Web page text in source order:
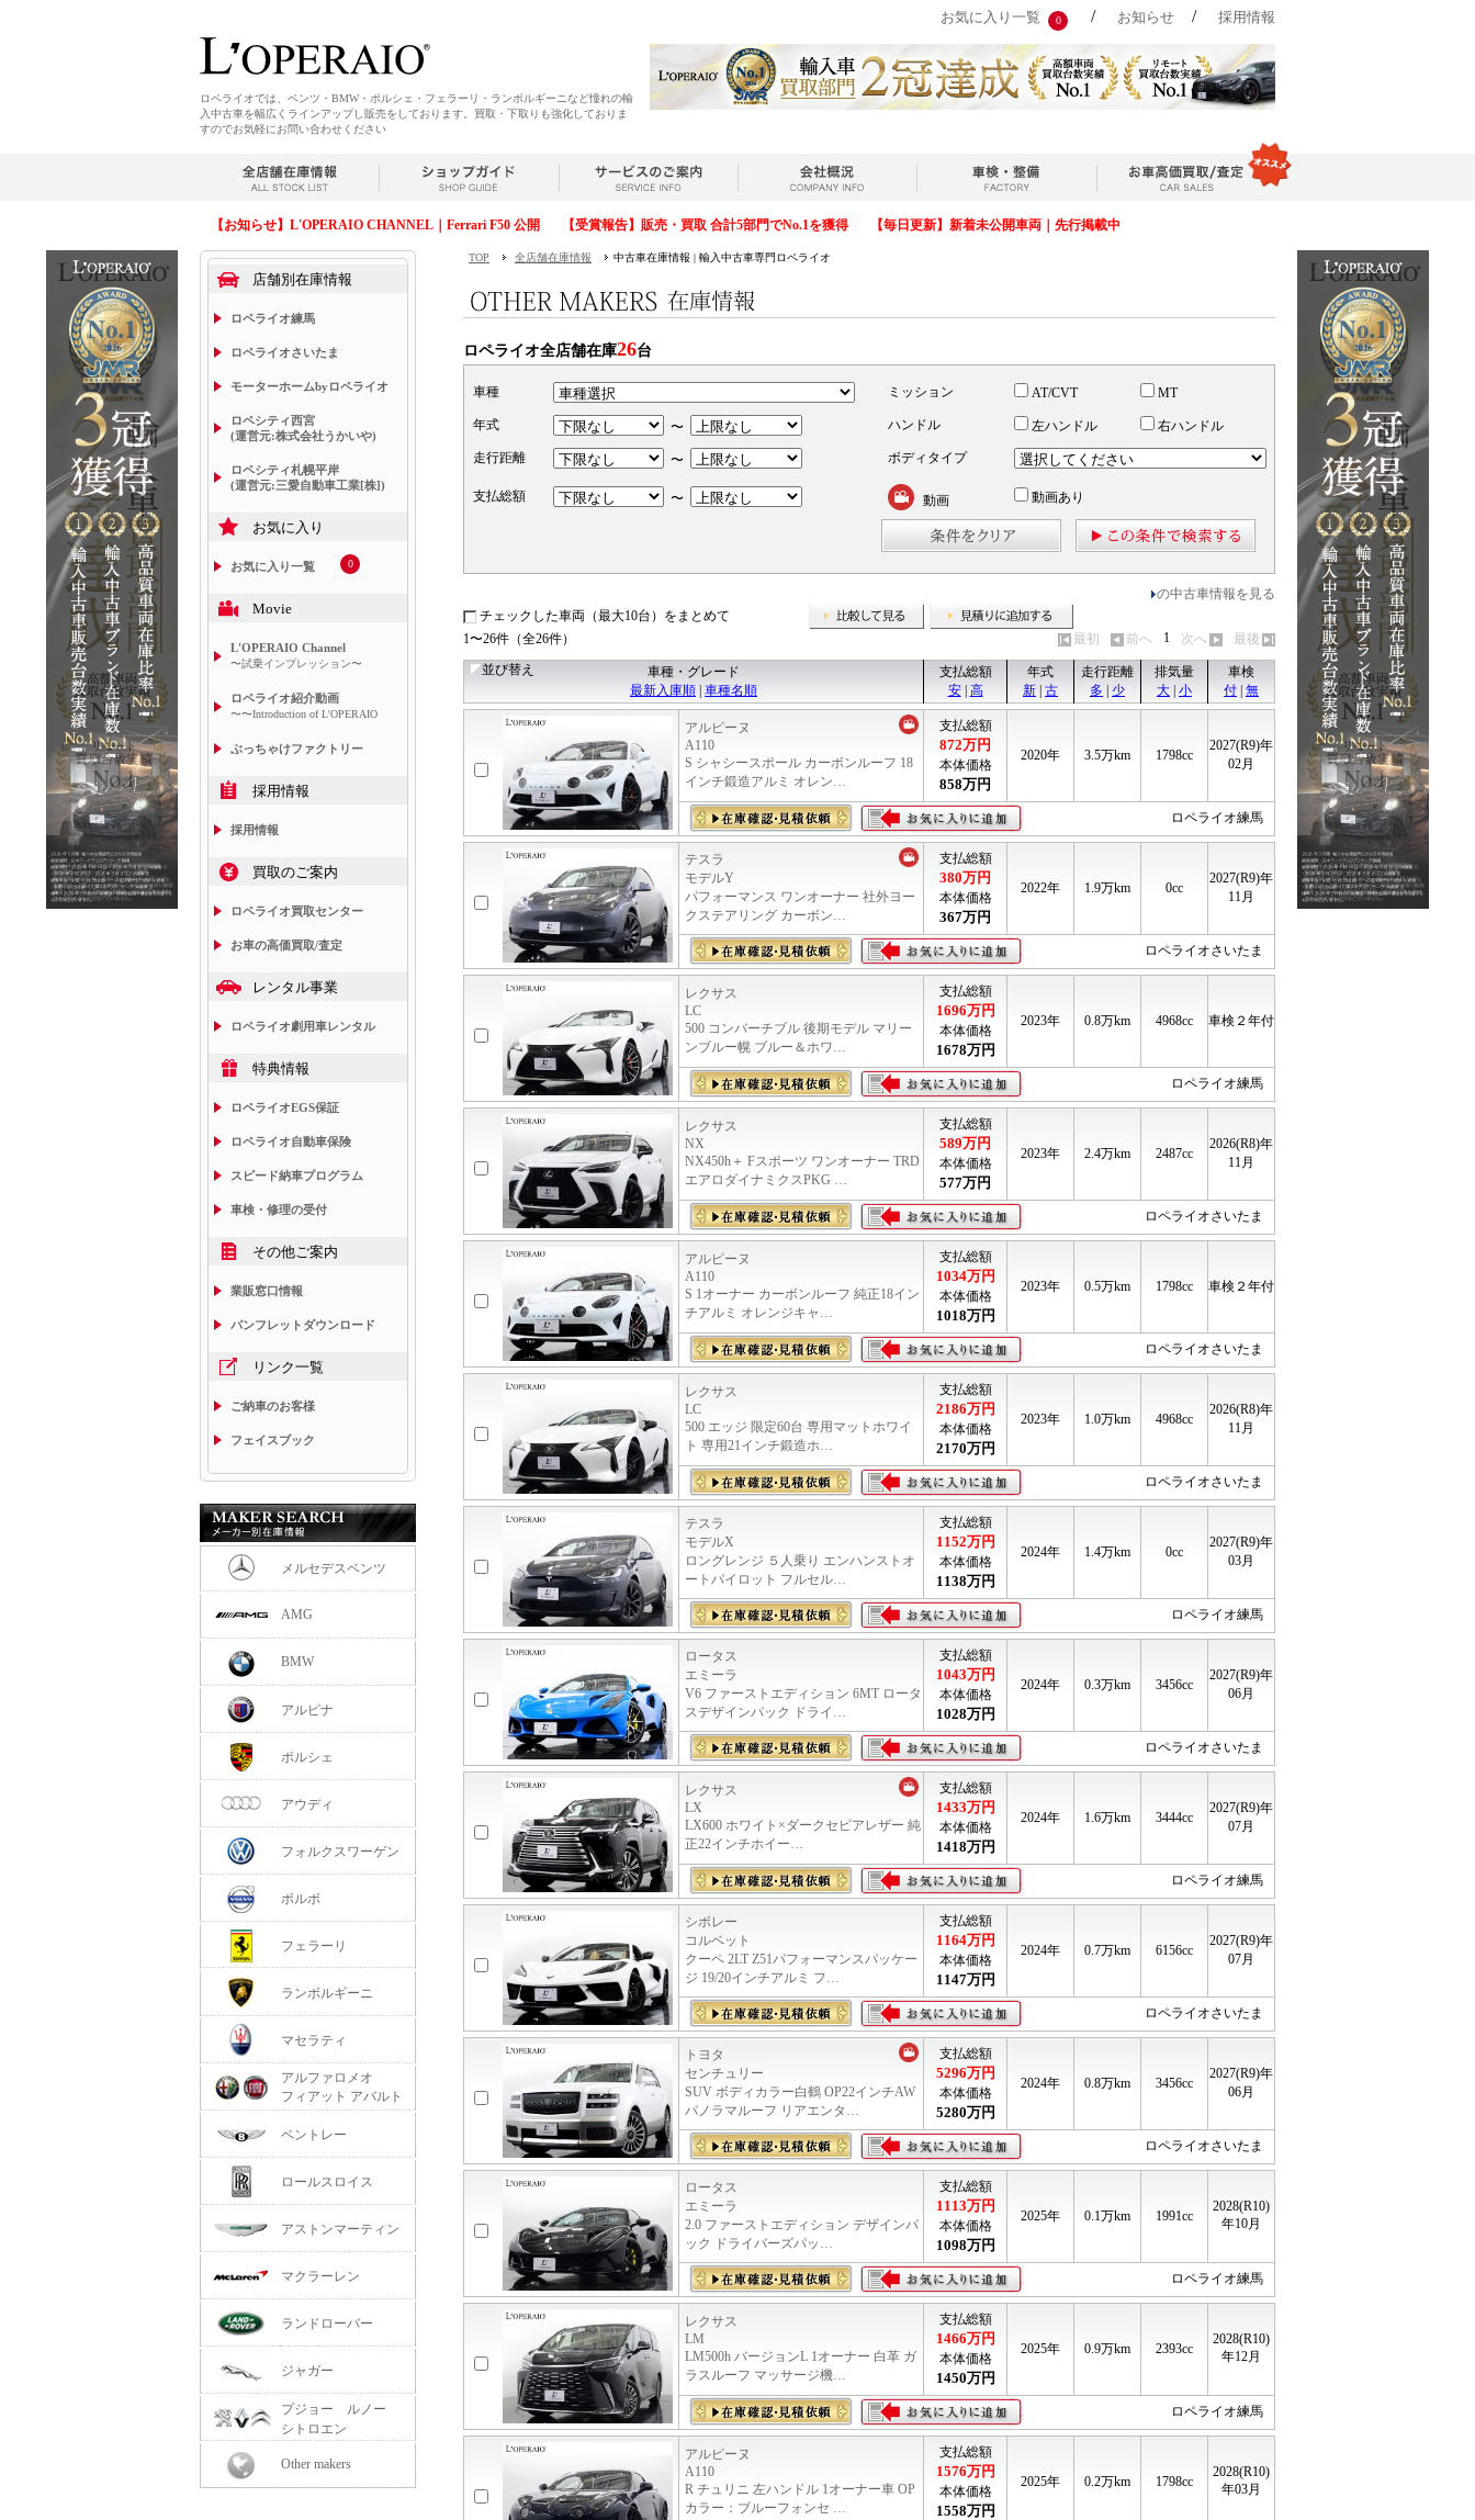
お気に入り一覧 0 / お知らせ / 採用情報
ロペライオでは、ベンツ・BMW・ポルシェ・フェラーリ・ランボルギーニなど憧れの輸
入中古車を幅広くラインアップし販売をしております。買取・下取りも強化しておりま
すのでお気軽にお問い合わせください
【お知らせ】L'OPERAIO CHANNEL｜Ferrari F50 公開 【受賞報告】販売・買取 合計5部門でNo.1を獲得 【毎日更新】新着未公開車両｜先行掲載中
TOP 全店舗在庫情報 中古車在庫情報 | 輸入中古車専門ロペライオ
ロペライオ全店舗在庫26台
車種 ミッション AT/CVT MT
年式 〜 ハンドル 左ハンドル 右ハンドル
走行距離 〜 ボディタイプ
支払総額 〜 動画 動画あり
の中古車情報を見る
チェックした車両（最大10台）をまとめて
比較して見る
1〜26件（全26件） 最初 前へ 1 次へ
最後
並び替え
車種・グレード
最新入庫順 車種名順
支払総額
安| 高
年式
新 古
走行距離
多
少
排気量
大 小
車検
付 無
アルピーヌ
A110
S シャシースポール カーボンルーフ 18
インチ鍛造アルミ オレン…
支払総額
872万円
本体価格
858万円
2020年 3.5万km 1798cc
2027(R9)年
02月
ロペライオ練馬
テスラ
モデルY
パフォーマンス ワンオーナー 社外ヨー
クステアリング カーボン…
支払総額
380万円
本体価格
367万円
2022年 1.9万km 0cc
2027(R9)年
11月
ロペライオさいたま
レクサス
LC
500 コンバーチブル 後期モデル マリー
ンブルー幌 ブルー＆ホワ…
支払総額
1696万円
本体価格
1678万円
2023年 0.8万km 4968cc 車検２年付
ロペライオ練馬
レクサス
NX
NX450h＋ Fスポーツ ワンオーナー TRD
エアロダイナミクスPKG …
支払総額
589万円
本体価格
577万円
2023年 2.4万km 2487cc
2026(R8)年
11月
ロペライオさいたま
アルピーヌ
A110
S 1オーナー カーボンルーフ 純正18イン
チアルミ オレンジキャ…
支払総額
1034万円
本体価格
1018万円
2023年 0.5万km 1798cc 車検２年付
ロペライオさいたま
レクサス
LC
500 エッジ 限定60台 専用マットホワイ
ト 専用21インチ鍛造ホ…
支払総額
2186万円
本体価格
2170万円
2023年 1.0万km 4968cc
2026(R8)年
11月
ロペライオさいたま
テスラ
モデルX
ロングレンジ ５人乗り エンハンストオ
ートパイロット フルセル…
支払総額
1152万円
本体価格
1138万円
2024年 1.4万km 0cc
2027(R9)年
03月
ロペライオ練馬
ロータス
エミーラ
V6 ファーストエディション 6MT ロータ
スデザインパック ドライ…
支払総額
1043万円
本体価格
1028万円
2024年 0.3万km 3456cc
2027(R9)年
06月
ロペライオさいたま
レクサス
LX
LX600 ホワイト×ダークセピアレザー 純
正22インチホイー…
支払総額
1433万円
本体価格
1418万円
2024年 1.6万km 3444cc
2027(R9)年
07月
ロペライオ練馬
シボレー
コルベット
クーペ 2LT Z51パフォーマンスパッケー
ジ 19/20インチアルミ フ…
支払総額
1164万円
本体価格
1147万円
2024年 0.7万km 6156cc
2027(R9)年
07月
ロペライオさいたま
トヨタ
センチュリー
SUV ボディカラー白鶴 OP22インチAW
パノラマルーフ リアエンタ…
支払総額
5296万円
本体価格
5280万円
2024年 0.8万km 3456cc
2027(R9)年
06月
ロペライオさいたま
ロータス
エミーラ
2.0 ファーストエディション デザインパ
ック ドライバーズパッ…
支払総額
1113万円
本体価格
1098万円
2025年 0.1万km 1991cc
2028(R10)
年10月
ロペライオ練馬
レクサス
LM
LM500h バージョンL 1オーナー 白革 ガ
ラスルーフ マッサージ機…
支払総額
1466万円
本体価格
1450万円
2025年 0.9万km 2393cc
2028(R10)
年12月
ロペライオ練馬
アルピーヌ
A110
R チュリニ 左ハンドル 1オーナー車 OP
カラー：ブルーフォンセ …
支払総額
1576万円
本体価格
1558万円
2025年 0.2万km 1798cc
2028(R10)
年03月
店舗別在庫情報
ロペライオ練馬
ロペライオさいたま
モーターホームbyロペライオ
ロペシティ西宮
(運営元:株式会社うかいや)
ロペシティ札幌平岸
(運営元:三愛自動車工業[株])
お気に入り
お気に入り一覧 0
Movie
L'OPERAIO Channel
〜試乗インプレッション〜
ロペライオ紹介動画
〜〜Introduction of L'OPERAIO
ぶっちゃけファクトリー
採用情報
採用情報
買取のご案内
ロペライオ買取センター
お車の高価買取/査定
レンタル事業
ロペライオ劇用車レンタル
特典情報
ロペライオEGS保証
ロペライオ自動車保険
スピード納車プログラム
車検・修理の受付
その他ご案内
業販窓口情報
パンフレットダウンロード
リンク一覧
ご納車のお客様
フェイスブック
メルセデスベンツ
AMG
BMW
アルピナ
ポルシェ
アウディ
フォルクスワーゲン
ボルボ
フェラーリ
ランボルギーニ
マセラティ
アルファロメオ
フィアット アバルト
ベントレー
ロールスロイス
アストンマーティン
マクラーレン
ランドローバー
ジャガー
プジョー ルノー
シトロエン
Other makers